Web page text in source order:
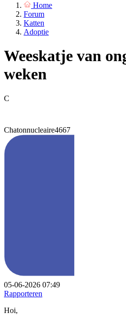
Home
Forum
Katten
Adoptie
Weeskatje van
weken
C
Chatonnucleaire4667
05-06-2026 07:49
Rapporteren
Hoi,